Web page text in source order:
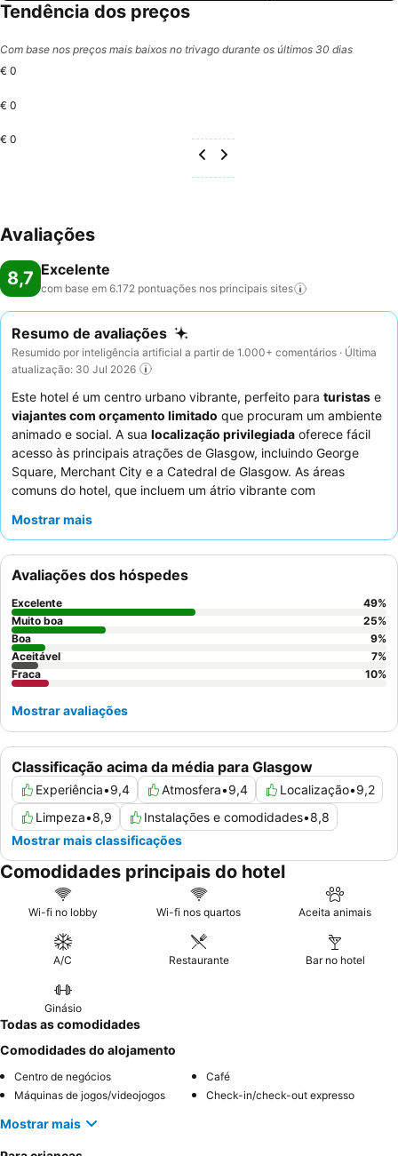
Tendência dos preços
Com base nos preços mais baixos no trivago durante os últimos 30 dias
€ 0
€ 0
€ 0
Avaliações
8,7 Excelente
com base em 6.172 pontuações nos principais sites
Resumo de avaliações
Resumido por inteligência artificial a partir de 1.000+ comentários · Última
atualização: 30 Jul 2026
Este hotel é um centro urbano vibrante, perfeito para turistas e
viajantes com orçamento limitado que procuram um ambiente
animado e social. A sua localização privilegiada oferece fácil
acesso às principais atrações de Glasgow, incluindo George
Square, Merchant City e a Catedral de Glasgow. As áreas
comuns do hotel, que incluem um átrio vibrante com
fotográfica, oferecem comodidades emocionantes para os
elogios pela sua simpatia e prestabilidade excecionais, e o
buffet de pequeno-almoçooferece uma boa seleção de
opções quentes e continentais. Para uma estadia mais tranquila,
os hóspedes podem solicitar um quarto virado para o jardim.
Mostrar mais
Classificação acima da média para Glasgow
Experiência•9,4 Atmosfera•9,4 Localização•9,2
Limpeza•8,9 Instalações e comodidades•8,8
Mostrar mais classificações
Avaliações dos hóspedes
Excelente 49%
Muito boa
25%
Boa
9%
Aceitável
7%
Fraca
10%
Mostrar avaliações
Comodidades principais do hotel
Wi-fi no lobby Wi-fi nos quartos Aceita animais
A/C Restaurante Bar no hotel
Ginásio
Todas as comodidades
Comodidades do alojamento
Centro de negócios
Café
Máquinas de jogos/videojogos
Check-in/check-out expresso
Mostrar mais